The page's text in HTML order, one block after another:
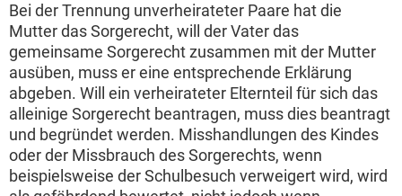
Bei der Trennung unverheirateter Paare hat die
Mutter das Sorgerecht, will der Vater das
gemeinsame Sorgerecht zusammen mit der Mutter
ausüben, muss er eine entsprechende Erklärung
abgeben. Will ein verheirateter Elternteil für sich das
alleinige Sorgerecht beantragen, muss dies beantragt
und begründet werden. Misshandlungen des Kindes
oder der Missbrauch des Sorgerechts, wenn
beispielsweise der Schulbesuch verweigert wird, wird